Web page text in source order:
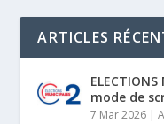
ARTICLES
mode de
7 Mar 2026 |